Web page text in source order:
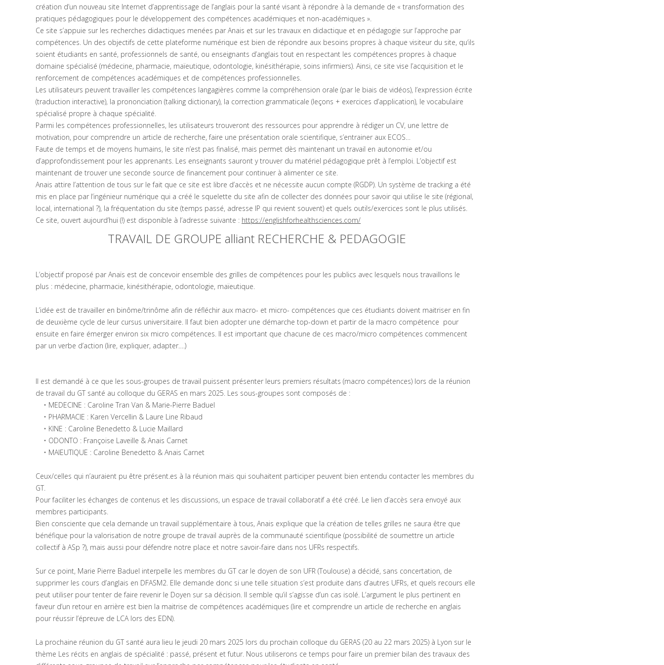
création d’un nouveau site Internet d’apprentissage de l’anglais pour la santé visant à répondre à la demande de « transformation des
pratiques pédagogiques pour le développement des compétences académiques et non-académiques ».
Ce site s’appuie sur les recherches didactiques menées par Anais et sur les travaux en didactique et en pédagogie sur l’approche par
compétences. Un des objectifs de cette plateforme numérique est bien de répondre aux besoins propres à chaque visiteur du site, qu’ils
soient étudiants en santé, professionnels de santé, ou enseignants d’anglais tout en respectant les compétences propres à chaque
domaine spécialisé (médecine, pharmacie, maïeutique, odontologie, kinésithérapie, soins infirmiers). Ainsi, ce site vise l’acquisition et le
renforcement de compétences académiques et de compétences professionnelles.
Les utilisateurs peuvent travailler les compétences langagières comme la compréhension orale (par le biais de vidéos), l’expression écrite
(traduction interactive), la prononciation (talking dictionary), la correction grammaticale (leçons + exercices d’application), le vocabulaire
spécialisé propre à chaque spécialité.
Parmi les compétences professionnelles, les utilisateurs trouveront des ressources pour apprendre à rédiger un CV, une lettre de
motivation, pour comprendre un article de recherche, faire une présentation orale scientifique, s’entrainer aux ECOS…
Faute de temps et de moyens humains, le site n’est pas finalisé, mais permet dès maintenant un travail en autonomie et/ou
d’approfondissement pour les apprenants. Les enseignants sauront y trouver du matériel pédagogique prêt à l’emploi. L’objectif est
maintenant de trouver une seconde source de financement pour continuer à alimenter ce site.
Anais attire l’attention de tous sur le fait que ce site est libre d’accès et ne nécessite aucun compte (RGDP). Un système de tracking a été
mis en place par l’ingénieur numérique qui a créé le squelette du site afin de collecter des données pour savoir qui utilise le site (régional,
local, international ?), la fréquentation du site (temps passé, adresse IP qui revient souvent) et quels outils/exercices sont le plus utilisés.
Ce site, ouvert aujourd’hui (!) est disponible à l’adresse suivante : https://englishforhealthsciences.com/
TRAVAIL DE GROUPE alliant RECHERCHE & PEDAGOGIE
L’objectif proposé par Anaïs est de concevoir ensemble des grilles de compétences pour les publics avec lesquels nous travaillons le
plus : médecine, pharmacie, kinésithérapie, odontologie, maïeutique.
L’idée est de travailler en binôme/trinôme afin de réfléchir aux macro- et micro- compétences que ces étudiants doivent maitriser en fin
de deuxième cycle de leur cursus universitaire. Il faut bien adopter une démarche top-down et partir de la macro compétence pour
ensuite en faire émerger environ six micro compétences. Il est important que chacune de ces macro/micro compétences commencent
par un verbe d’action (lire, expliquer, adapter….)
Il est demandé à ce que les sous-groupes de travail puissent présenter leurs premiers résultats (macro compétences) lors de la réunion
de travail du GT santé au colloque du GERAS en mars 2025. Les sous-groupes sont composés de :
• MEDECINE : Caroline Tran Van & Marie-Pierre Baduel
• PHARMACIE : Karen Vercellin & Laure Line Ribaud
• KINE : Caroline Benedetto & Lucie Maillard
• ODONTO : Françoise Laveille & Anais Carnet
• MAIEUTIQUE : Caroline Benedetto & Anais Carnet
Ceux/celles qui n’auraient pu être présent.es à la réunion mais qui souhaitent participer peuvent bien entendu contacter les membres du
GT.
Pour faciliter les échanges de contenus et les discussions, un espace de travail collaboratif a été créé. Le lien d’accès sera envoyé aux
membres participants.
Bien consciente que cela demande un travail supplémentaire à tous, Anais explique que la création de telles grilles ne saura être que
bénéfique pour la valorisation de notre groupe de travail auprès de la communauté scientifique (possibilité de soumettre un article
collectif à ASp ?), mais aussi pour défendre notre place et notre savoir-faire dans nos UFRs respectifs.
Sur ce point, Marie Pierre Baduel interpelle les membres du GT car le doyen de son UFR (Toulouse) a décidé, sans concertation, de
supprimer les cours d’anglais en DFASM2. Elle demande donc si une telle situation s’est produite dans d’autres UFRs, et quels recours elle
peut utiliser pour tenter de faire revenir le Doyen sur sa décision. Il semble qu’il s’agisse d’un cas isolé. L’argument le plus pertinent en
faveur d’un retour en arrière est bien la maitrise de compétences académiques (lire et comprendre un article de recherche en anglais
pour réussir l’épreuve de LCA lors des EDN).
La prochaine réunion du GT santé aura lieu le jeudi 20 mars 2025 lors du prochain colloque du GERAS (20 au 22 mars 2025) à Lyon sur le
thème Les récits en anglais de spécialité : passé, présent et futur. Nous utiliserons ce temps pour faire un premier bilan des travaux des